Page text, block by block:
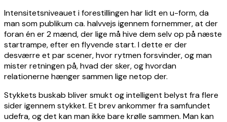
Intensitetsniveauet i forestillingen har lidt en u-form, da
man som publikum ca. halvvejs igennem fornemmer, at der
foran én er 2 mænd, der lige må hive dem selv op på næste
startrampe, efter en flyvende start. I dette er der
desværre et par scener, hvor rytmen forsvinder, og man
mister retningen på, hvad der sker, og hvordan
relationerne hænger sammen lige netop der.
Stykkets buskab bliver smukt og intelligent belyst fra flere
sider igennem stykket. Et brev ankommer fra samfundet
udefra, og det kan man ikke bare krølle sammen. Man kan